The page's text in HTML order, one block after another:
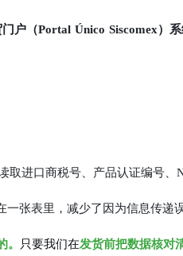
户（Portal Único Siscomex）
取进口商税号、产品认证编号、
一张表里，减少了因为信息传递
。 只要我们在发货前把数据核对